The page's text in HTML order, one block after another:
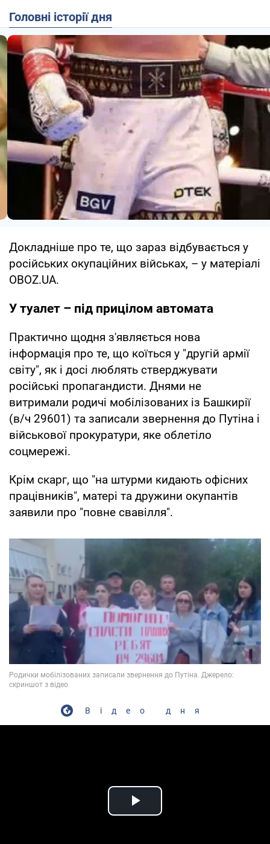
Головні історії дня
Докладніше про те, що зараз відбувається у
російських окупаційних військах, – у матеріалі
OBOZ.UA.
У туалет – під прицілом автомата
Практично щодня з'являється нова
інформація про те, що коїться у "другій армії
світу", як і досі люблять стверджувати
російські пропагандисти. Днями не
витримали родичі мобілізованих із Башкирії
(в/ч 29601) та записали звернення до Путіна і
військової прокуратури, яке облетіло
соцмережі.
Крім скарг, що "на штурми кидають офісних
працівників", матері та дружини окупантів
заявили про "повне свавілля".
Відео дня
Play Video